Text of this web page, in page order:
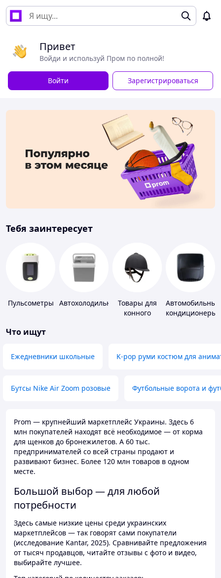
Привет
Войди и используй Пром по полной!
Войти Зарегистрироваться
Тебя заинтересует
Пульсометры АвтохолодильникиТовары для
конного
Автомобильные
кондиционеры
Что ищут
Ежедневники школьные K-pop руми костюм для
Бутсы Nike Air Zoom розовые Футбольные ворота и
Prom — крупнейший маркетплейс Украины. Здесь 6
млн покупателей находят всё необходимое — от корма
для щенков до бронежилетов. А 60 тыс.
предпринимателей со всей страны продают и
развивают бизнес. Более 120 млн товаров в одном
месте.
Большой выбор — для любой
потребности
Здесь самые низкие цены среди украинских
маркетплейсов — так говорят сами покупатели
(исследование Kantar, 2025). Сравнивайте предложения
от тысяч продавцов, читайте отзывы с фото и видео,
выбирайте лучшее.